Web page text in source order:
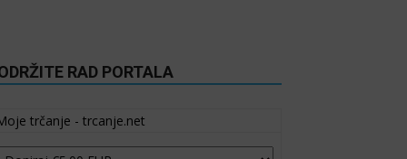
RAD PORTALA
trčanje - trcanje.net